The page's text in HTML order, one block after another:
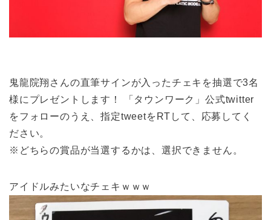
鬼龍院翔さんの直筆サインが入ったチェキを抽選で3名
様にプレゼントします！ 「タウンワーク」公式twitter
をフォローのうえ、指定tweetをRTして、応募してく
ださい。
※どちらの賞品が当選するかは、選択できません。
アイドルみたいなチェキｗｗｗ